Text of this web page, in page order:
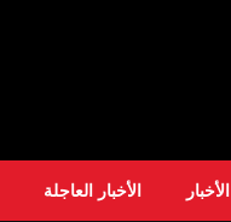
الأخبار الأخبار العاجلة